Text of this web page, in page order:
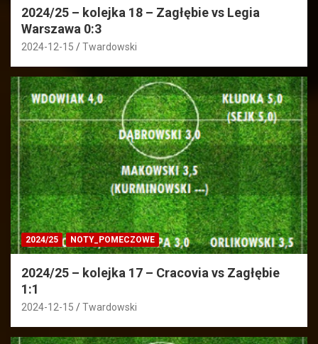
2024/25 – kolejka 18 – Zagłębie vs Legia
Warszawa 0:3
2024-12-15 Twardowski
2024/25 NOTY_POMECZOWE
2024/25 – kolejka 17 – Cracovia vs Zagłębie
1:1
2024-12-15 Twardowski